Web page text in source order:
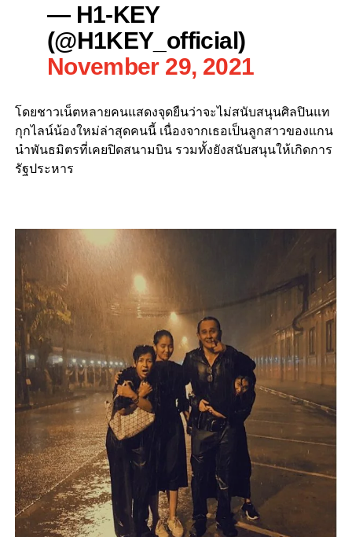
— H1-KEY
(@H1KEY_official)
November 29, 2021
โดยชาวเน็ตหลายคนแสดงจุดยืนว่าจะไม่สนับสนุนศิลปินแท
กุกไลน์น้องใหม่ล่าสุดคนนี้ เนื่องจากเธอเป็นลูกสาวของแกน
นำพันธมิตรที่เคยปิดสนามบิน รวมทั้งยังสนับสนุนให้เกิดการ
รัฐประหาร